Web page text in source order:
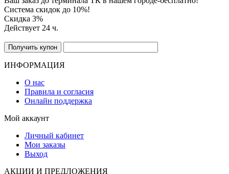
Система скидок до 10%!
Скидка 3%
Действует 24 ч.
ИНФОРМАЦИЯ
О нас
Правила и согласия
Онлайн поддержка
Мой аккаунт
Личный кабинет
Мои заказы
Выход
АКЦИИ И ПРЕДЛОЖЕНИЯ